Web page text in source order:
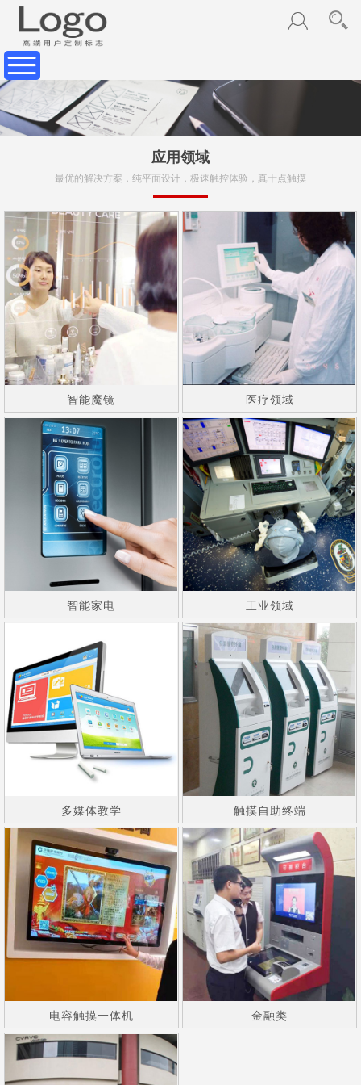
应用领域
最优的解决方案，纯平面设计，极速触控体验，真十点触摸
智能魔镜 医疗领域
智能家电 工业领域
多媒体教学 触摸自助终端
电容触摸一体机 金融类